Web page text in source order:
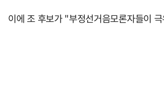
이에 조 후보가 "부정선거음모론자들이